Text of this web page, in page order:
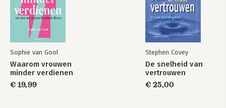
Sophie van Gool
Waarom vrouwen
minder verdienen
€ 19,99
Stephen Covey
De snelheid van
vertrouwen
€ 25,00